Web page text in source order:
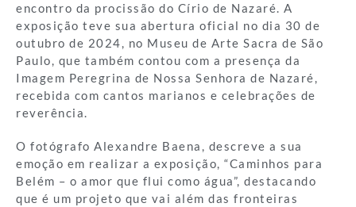
encontro da procissão do Círio de Nazaré. A
exposição teve sua abertura oficial no dia 30 de
outubro de 2024, no Museu de Arte Sacra de São
Paulo, que também contou com a presença da
Imagem Peregrina de Nossa Senhora de Nazaré,
recebida com cantos marianos e celebrações de
reverência.
O fotógrafo Alexandre Baena, descreve a sua
emoção em realizar a exposição, “Caminhos para
Belém – o amor que flui como água”, destacando
que é um projeto que vai além das fronteiras